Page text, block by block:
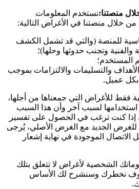
منصتنا:نستخدم المعلومات
خلال منصتنا في الأغراض التالية:
للمنصة (والتي قد تشمل الكشف
والفنية وتجنب حدوثها وحلها)؛
المستخدم؛
والتسليمات والالتزامات بموجب
بكل عميل.
فقط للأغراض التي جمعناها من أجلها،
إلى استخدامها لسبب آخر وأن هذا السبب
إذا كنت ترغب في الحصول على تفسير
للغرض الجديد مع الغرض الأصلي، يُرجى
الاتصال الموجودة في نهاية إشعار
الشخصية لأغراض لا تتعلق بتلك
نخطرك وسنشرح لك الأساس